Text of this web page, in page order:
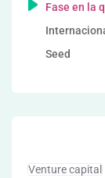
Fase en la
Seed
Venture capital